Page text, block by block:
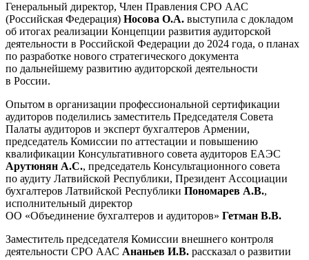
Генеральный директор, Член Правления СРО ААС
(Российская Федерация) Носова О.А. выступила с докладом
об итогах реализации Концепции развития аудиторской
деятельности в Российской Федерации до 2024 года, о планах
по разработке нового стратегического документа
по дальнейшему развитию аудиторской деятельности
в России.
Опытом в организации профессиональной сертификации
аудиторов поделились заместитель Председателя Совета
Палаты аудиторов и эксперт бухгалтеров Армении,
председатель Комиссии по аттестации и повышению
квалификации Консультативного совета аудиторов ЕАЭС
Арутюнян А.С., председатель Консультационного совета
по аудиту Латвийской Республики, Президент Ассоциации
бухгалтеров Латвийской Республики Пономарев А.В.,
исполнительный директор
ОО «Объединение бухгалтеров и аудиторов» Гетман В.В.
Заместитель председателя Комиссии внешнего контроля
деятельности СРО ААС Ананьев И.В. рассказал о развитии